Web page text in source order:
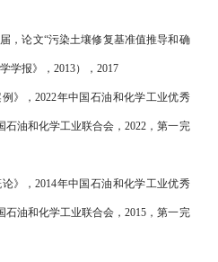
，论文“污染土壤修复基准值推导和确
学报》，2013），2017
》，2022年中国石油和化学工业优秀
油和化学工业联合会，2022，第一完
》，2014年中国石油和化学工业优秀
油和化学工业联合会，2015，第一完